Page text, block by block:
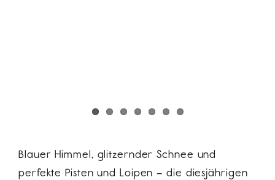
Blauer Himmel, glitzernder Schnee und
perfekte Pisten und Loipen – die diesjährigen